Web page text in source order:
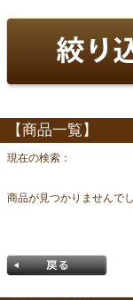
【商品一覧】
現在の検索：
商品が見つかりませんで